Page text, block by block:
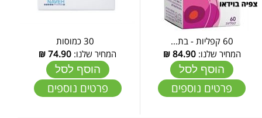
60 קפליות - בת...
המחיר שלנו:84.90
₪
הוסף לסל
פרטים נוספים
המחיר שלנו: 74.90
₪
הוסף לסל
פרטים נוספים